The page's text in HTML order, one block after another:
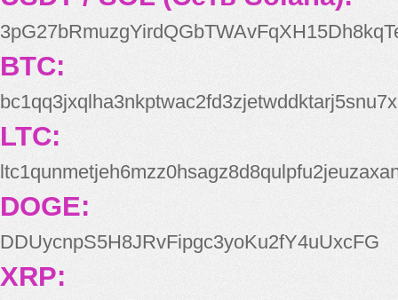
BTC:
bc1qq3jxqlha3nkptwac2fd3zjetwddktarj5snu7x
LTC:
DOGE:
DDUycnpS5H8JRvFipgc3yoKu2fY4uUxcFG
XRP: